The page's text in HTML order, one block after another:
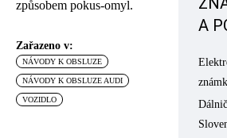
způsobem pokus-omyl.
Zařazeno v:
NÁVODY K OBSLUZE
NÁVODY K OBSLUZE AUDI
VOZIDLO
A